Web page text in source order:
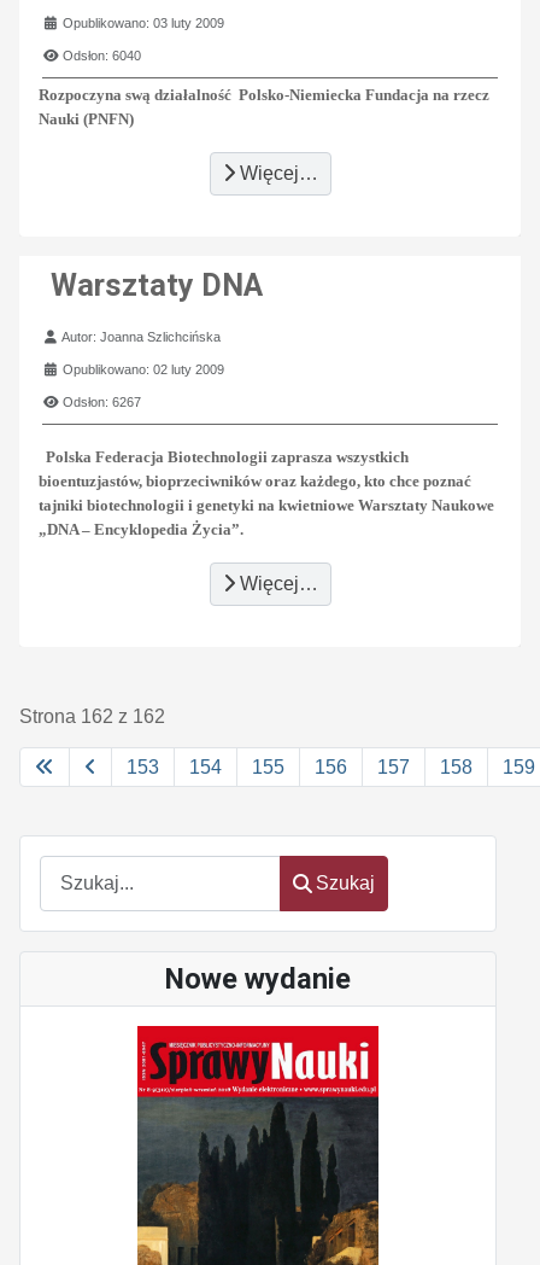
Szukaj
Szukaj
Nowe wydanie
Opublikowano: 03 luty 2009
Odsłon: 6040
Rozpoczyna swą działalność Polsko-Niemiecka Fundacja na rzecz
Nauki (PNFN)
Więcej…
Warsztaty DNA
Szczegóły
Autor:Joanna Szlichcińska
Opublikowano: 02 luty 2009
Odsłon: 6267
Polska Federacja Biotechnologii zaprasza wszystkich
bioentuzjastów, bioprzeciwników oraz każdego, kto chce poznać
tajniki biotechnologii i genetyki na kwietniowe Warsztaty Naukowe
„DNA – Encyklopedia Życia”.
Więcej…
Strona 162 z 162
153 154 155 156 157 158 159